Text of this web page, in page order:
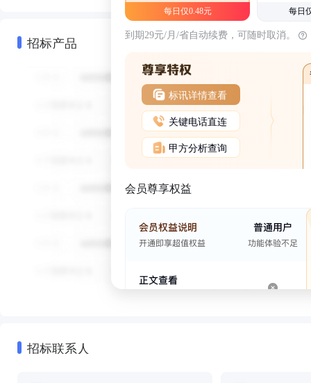
招标产品
每日仅0.48元 每日
到期29元/月/省自动续费，可随时取消。
标讯详情查看
关键电话直连
甲方分析查询
会员尊享权益
招标联系人